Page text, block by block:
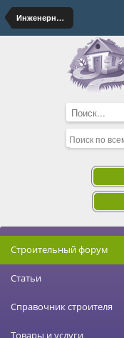
Инженерные системы. Тепло-, энерго-, водоснабжение, все сети
Строительный форум
Статьи
Справочник строителя
Товары и услуги